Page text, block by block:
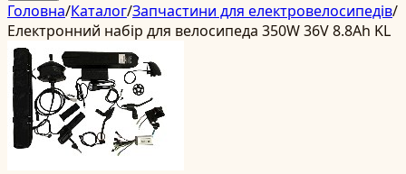
Головна/Каталог/Запчастини для електровелосипедів/
Електронний набір для велосипеда 350W 36V 8.8Ah KL